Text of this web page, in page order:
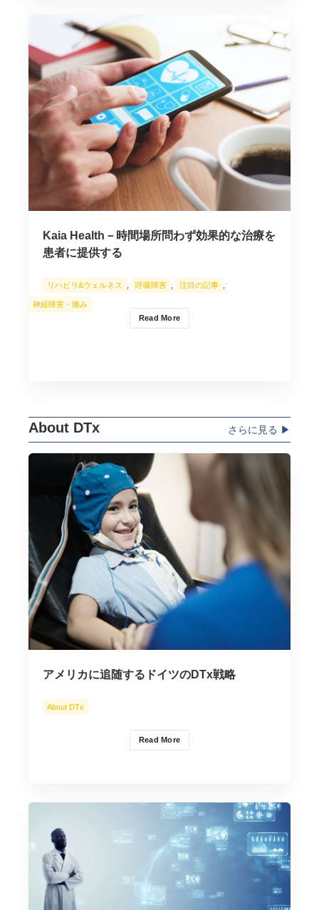
Kaia Health－時間場所問わず効果的な治療を
患者に提供する
Read More
リハビリ&ウェルネス 呼吸障害 注目の記事
神経障害・痛み
About DTx さらに見る ▶︎
アメリカに追随するドイツのDTx戦略
Read More
About DTx